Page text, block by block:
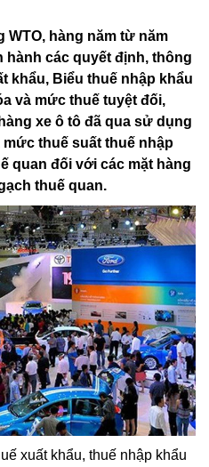
WTO, hàng năm từ năm
hành các quyết định, thông
khẩu, Biểu thuế nhập khẩu
và mức thuế tuyệt đối,
xe ô tô đã qua sử dụng
thuế suất thuế nhập
quan đối với các mặt hàng
thuế quan.
xuất khẩu, thuế nhập khẩu